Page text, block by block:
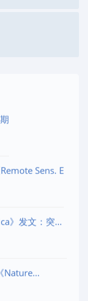
Sens. E
》发文：突破
Nature